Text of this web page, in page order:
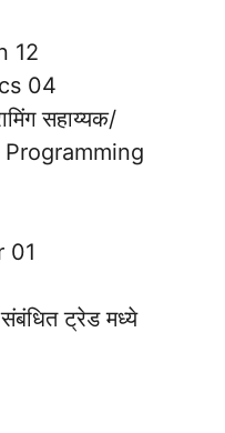
12
04
सहाय्यक/
01
संबंधित ट्रेड मध्ये